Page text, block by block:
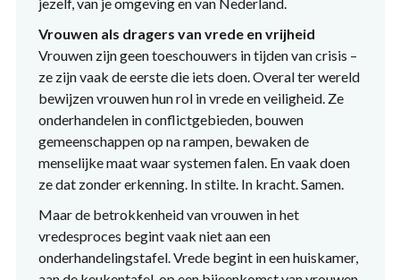
jezelf, van je omgeving en van Nederland.
Vrouwen als dragers van vrede en vrijheid
Vrouwen zijn geen toeschouwers in tijden van crisis –
ze zijn vaak de eerste die iets doen. Overal ter wereld
bewijzen vrouwen hun rol in vrede en veiligheid. Ze
onderhandelen in conflictgebieden, bouwen
gemeenschappen op na rampen, bewaken de
menselijke maat waar systemen falen. En vaak doen
ze dat zonder erkenning. In stilte. In kracht. Samen.
Maar de betrokkenheid van vrouwen in het
vredesproces begint vaak niet aan een
onderhandelingstafel. Vrede begint in een huiskamer,